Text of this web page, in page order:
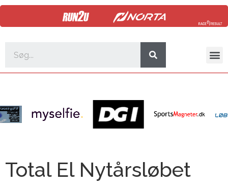
Total El Nytårsløbet